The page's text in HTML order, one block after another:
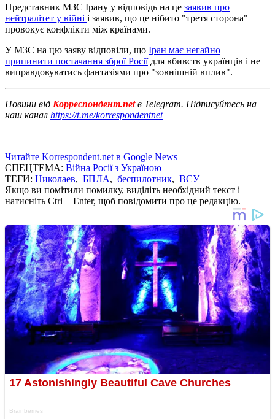
Представник МЗС Ірану у відповідь на це заявив про
нейтралітет у війні і заявив, що це нібито "третя сторона"
провокує конфлікти між країнами.
У МЗС на цю заяву відповіли, що Іран має негайно
припинити постачання зброї Росіїдля вбивств українців і не
виправдовуватись фантазіями про "зовнішній вплив".
Новини від Корреспондент.netв Telegram. Підписуйтесь на
наш канал https://t.me/korrespondentnet
Читайте Korrespondent.net в Google News
СПЕЦТЕМА: Війна Росії з Україною
ТЕГИ: Николаев, БПЛА, беспилотник, ВСУ
Якщо ви помітили помилку, виділіть необхідний текст і
натисніть Ctrl + Enter, щоб повідомити про це редакцію.